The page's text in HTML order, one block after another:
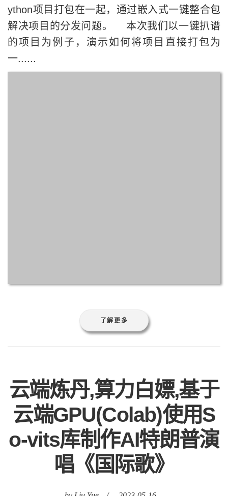
ython项目打包在一起，通过嵌入式一键整合包
解决项目的分发问题。 本次我们以一键扒谱
的项目为例子，演示如何将项目直接打包为
一......
了解更多
云端炼丹,算力白嫖,基于
云端GPU(Colab)使用S
o-vits库制作AI特朗普演
唱《国际歌》